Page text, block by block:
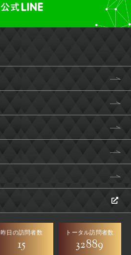
昨日の訪問者数
15
トータル訪問者数
32889